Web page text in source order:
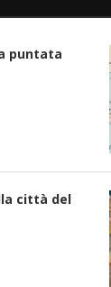
puntata
città del